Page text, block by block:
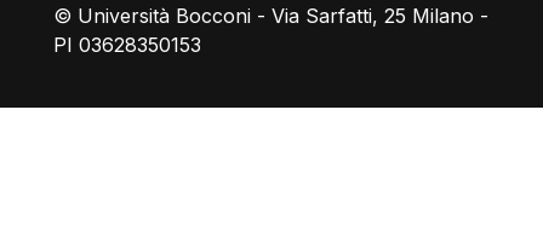
© Università Bocconi - Via Sarfatti, 25 Milano -
PI 03628350153